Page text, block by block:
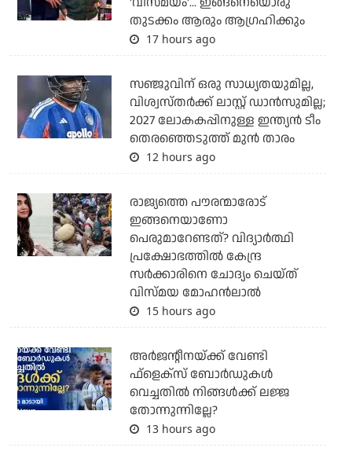
തുടക്കം ആരും ആഗ്രഹിക്കും
17 hours ago
സഞ്ജുവിന് ഒരു സാധ്യതയുമില്ല,
വിശ്വസ്തര്‍ക്ക് ലാസ്റ്റ് ഡാന്‍സുമില്ല;
2027 ലോകകപ്പിനുള്ള ഇന്ത്യന്‍ ടീം
തെരഞ്ഞെടുത്ത് മുന്‍ താരം
12 hours ago
രാജ്യത്തെ പൗരന്മാരോട്
ഇങ്ങനെയാണോ
പെരുമാറേണ്ടത്? വിദ്യാര്‍ത്ഥി
പ്രക്ഷോഭത്തില്‍ കേന്ദ്ര
സര്‍ക്കാരിനെ ചോദ്യം ചെയ്ത്
വിസ്മയ മോഹന്‍ലാല്‍
15 hours ago
അര്‍ജന്റീനയ്ക്ക് വേണ്ടി
ഫ്‌ളെക്‌സ് ബോര്‍ഡുകള്‍
വെച്ചതില്‍ നിങ്ങള്‍ക്ക് ലജ്ജ
തോന്നുന്നില്ലേ?
13 hours ago